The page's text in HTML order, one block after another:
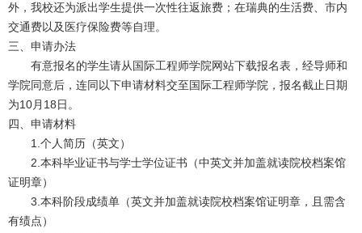
外，我校还为派出学生提供一次性往返旅费；在瑞典的生活费、市内
交通费以及医疗保险费等自理。
三、申请办法
有意报名的学生请从国际工程师学院网站下载报名表，经导师和
学院同意后，连同以下申请材料交至国际工程师学院，报名截止日期
为10月18日。
四、申请材料
1.个人简历（英文）
2.本科毕业证书与学士学位证书（中英文并加盖就读院校档案馆
证明章）
3.本科阶段成绩单（英文并加盖就读院校档案馆证明章，且需含
有绩点）